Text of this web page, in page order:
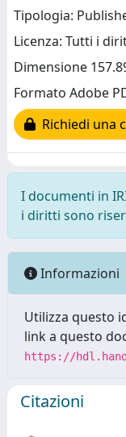
Tipologia:
Licenza: Tutti i
Dimensione
Formato Adobe
Richiedi una
I documenti in
i diritti sono
Informazioni
Utilizza questo
link a questo
https://
Citazioni